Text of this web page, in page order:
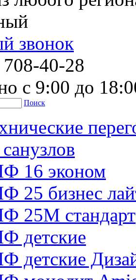
звонок
40-28
с 9:00 до
Поиск
16 эконом
25 бизнес
25М стандарт
детские
детские